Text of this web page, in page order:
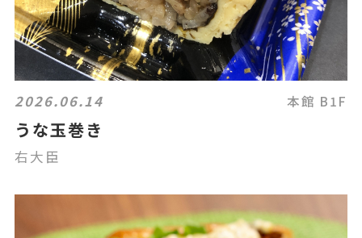
2026.06.14 本館 B1F
うな玉巻き
右大臣